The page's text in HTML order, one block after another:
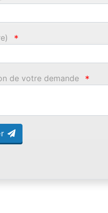
*
de votre demande *